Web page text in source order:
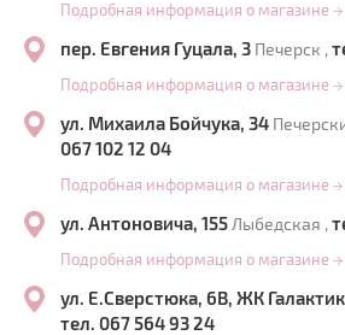
Подробная информация о магазине →
пер. Евгения Гуцала, 3 Печерск ,
Подробная информация о магазине →
ул. Михаила Бойчука, 34
067 102 12 04
Подробная информация о магазине →
ул. Антоновича, 155Лыбедская ,
Подробная информация о магазине →
ул. Е.Сверстюка, 6В, ЖК
тел. 067 564 93 24